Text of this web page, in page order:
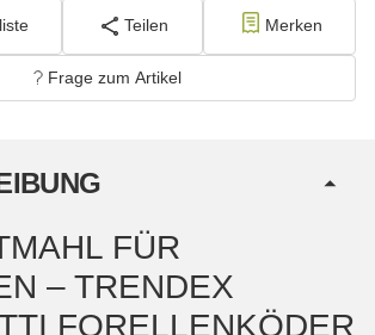
Teilen Merken
Frage zum Artikel
FÜR
– TRENDEX
FORELLENKÖDER